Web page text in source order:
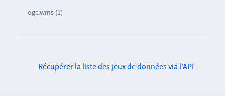
ogc:wms (1)
Récupérer la liste des jeux de données via l'API -